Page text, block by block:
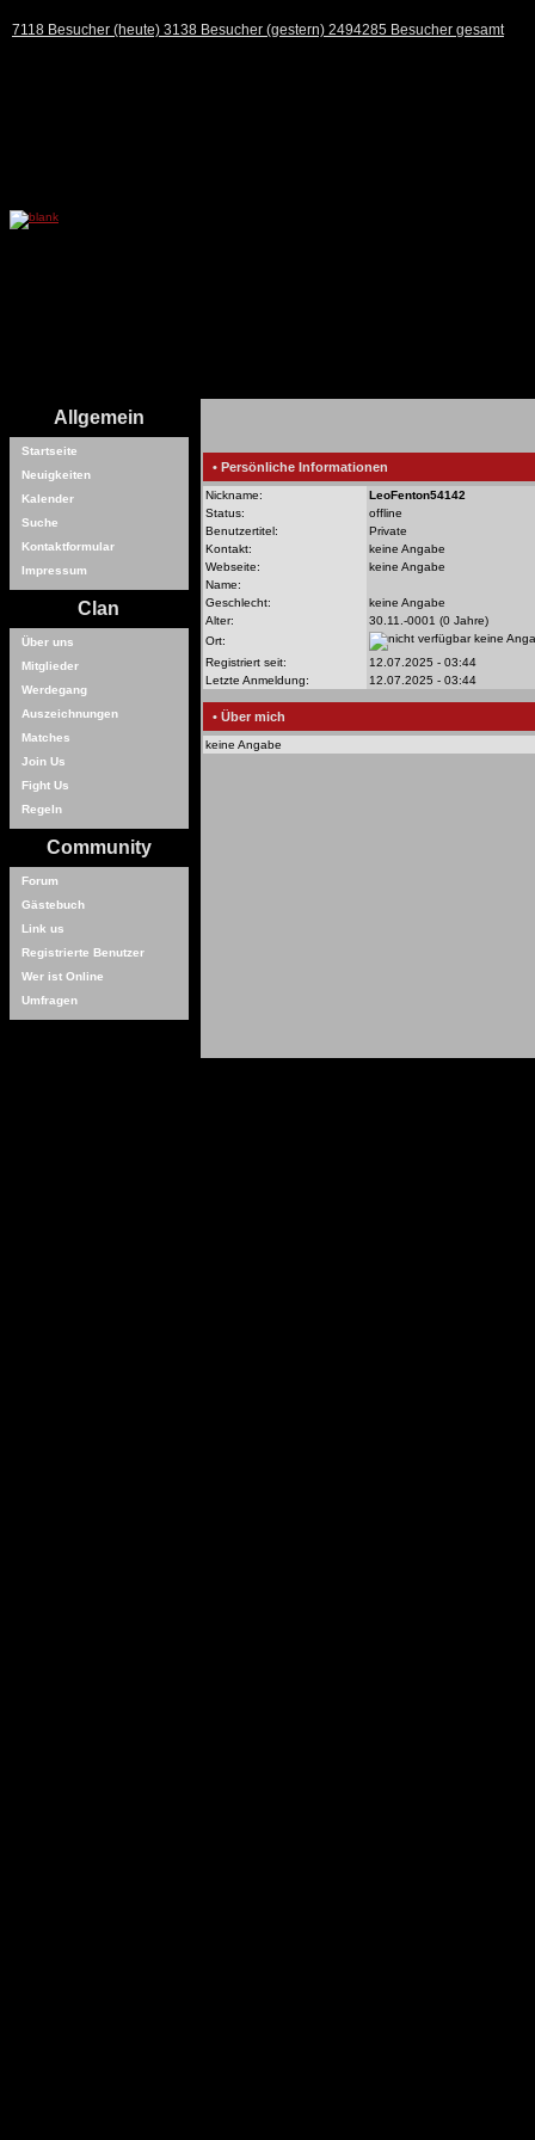
7118 Besucher (heute) 3138 Besucher (gestern) 2494285 Besucher gesamt
Allgemein
Startseite
Neuigkeiten
Kalender
Suche
Kontaktformular
Impressum
Clan
Über uns
Mitglieder
Werdegang
Auszeichnungen
Matches
Join Us
Fight Us
Regeln
Community
Forum
Gästebuch
Link us
Registrierte Benutzer
Wer ist Online
Umfragen
• Persönliche Informationen
Nickname:
LeoFenton54142
Status:
offline
Benutzertitel:
Private
Kontakt:
keine Angabe
Webseite:
keine Angabe
Name:
Geschlecht:
keine Angabe
Alter:
30.11.-0001 (0 Jahre)
Ort:
keine
Registriert seit:
12.07.2025 - 03:44
Letzte Anmeldung:
12.07.2025 - 03:44
• Über mich
keine Angabe